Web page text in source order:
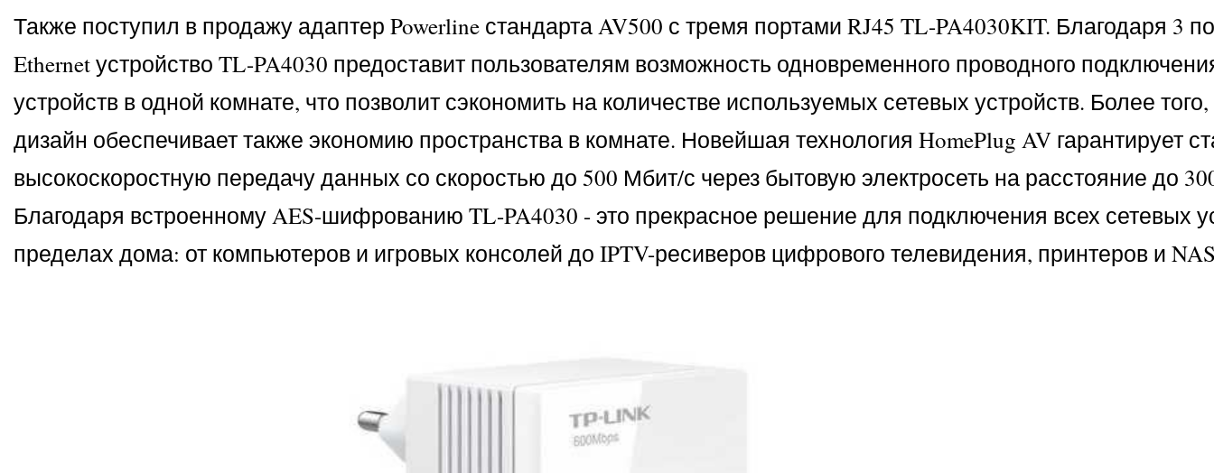
Также поступил в продажу адаптер Powerline стандарта AV500 с тремя портами RJ45 TL-PA4030KIT. Благодаря 3
Ethernet устройство TL-PA4030 предоставит пользователям возможность одновременного проводного
устройств в одной комнате, что позволит сэкономить на количестве используемых сетевых устройств. Более
дизайн обеспечивает также экономию пространства в комнате. Новейшая технология HomePlug AV гарантирует
высокоскоростную передачу данных со скоростью до 500 Мбит/с через бытовую электросеть на расстояние до
Благодаря встроенному AES-шифрованию TL-PA4030 - это прекрасное решение для подключения всех сетевых
пределах дома: от компьютеров и игровых консолей до IPTV-ресиверов цифрового телевидения, принтеров и